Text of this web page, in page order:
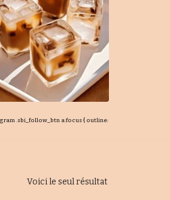
.sbi_follow_btn a:focus { outline:
Voici le seul résultat